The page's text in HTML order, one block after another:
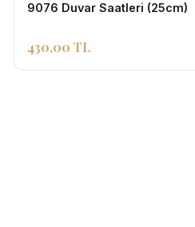
9076 Duvar Saatleri (25cm)
430,00 TL